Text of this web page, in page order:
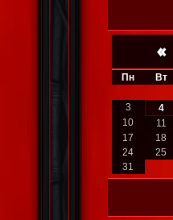
«
Пн Вт
3
4
10
11
17
18
24
25
31